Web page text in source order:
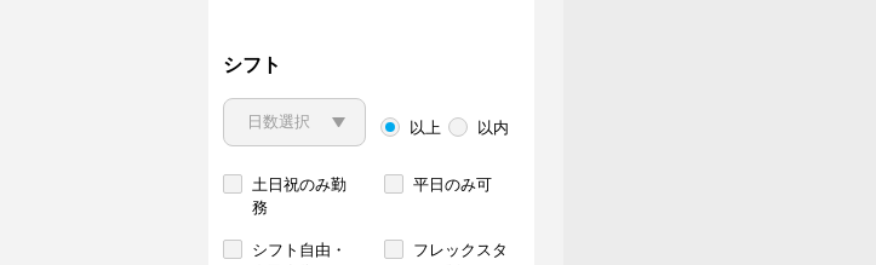
シフト
以上 以内
土日祝のみ勤
務
平日のみ可
シフト自由・
フレックスタ